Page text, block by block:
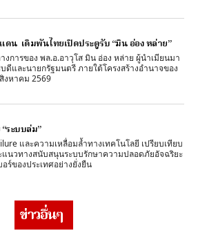
น เดิมพันไทยเปิดประตูรับ “มิน อ่อง หล่าย”
งการของ พล.อ.อาวุโส มิน อ่อง หล่าย ผู้นำเมียนมา
ดีและนายกรัฐมนตรี ภายใต้โครงสร้างอำนาจของ
งหาคม 2569
ระบบล่ม”
และความเหลื่อมล้ำทางเทคโนโลยี เปรียบเทียบ
แนวทางสนับสนุนระบบรักษาความปลอดภัยอัจฉริยะ
ร์ของประเทศอย่างยั่งยืน
ข่าวอื่นๆ